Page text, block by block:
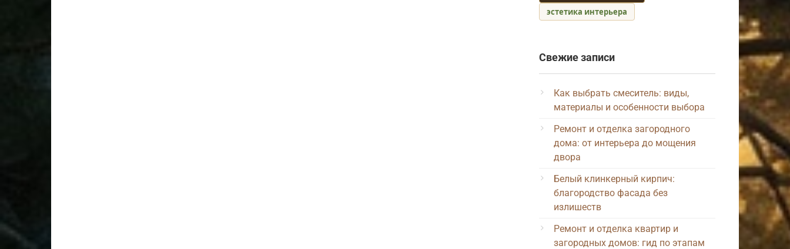
эстетика интерьера
Свежие записи
Как выбрать смеситель: виды,
материалы и особенности выбора
Ремонт и отделка загородного
дома: от интерьера до мощения
двора
Белый клинкерный кирпич:
благородство фасада без
излишеств
Ремонт и отделка квартир и
загородных домов: гид по этапам